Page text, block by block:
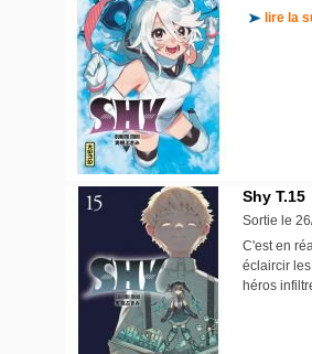
lire la
Shy T.15
Sortie le
C'est en
éclaircir
héros